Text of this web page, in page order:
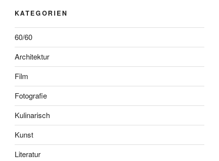
KATEGORIEN
60/60
Architektur
Film
Fotografie
Kulinarisch
Kunst
Literatur